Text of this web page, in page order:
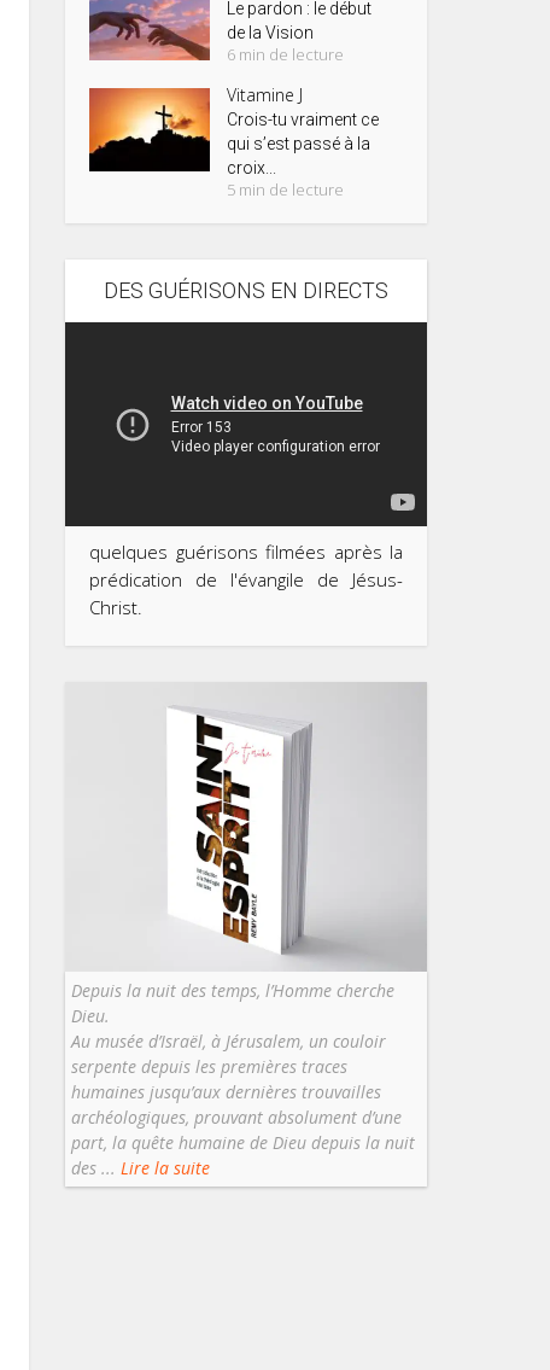
Le pardon : le début
de la Vision
6 min de lecture
Vitamine J
Crois-tu vraiment ce
qui s’est passé à la
croix...
5 min de lecture
DES GUÉRISONS EN DIRECTS
quelques guérisons filmées après la
prédication de l'évangile de Jésus-
Christ.
Depuis la nuit des temps, l’Homme cherche
Dieu.
Au musée d’Israël, à Jérusalem, un couloir
serpente depuis les premières traces
humaines jusqu’aux dernières trouvailles
archéologiques, prouvant absolument d’une
part, la quête humaine de Dieu depuis la nuit
des ... Lire la suite